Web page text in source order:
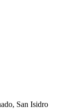
San Isidro